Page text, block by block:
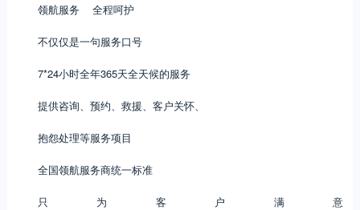
领航服务 全程呵护
不仅仅是一句服务口号
7*24小时全年365天全天候的服务
提供咨询、预约、救援、客户关怀、
抱怨处理等服务项目
全国领航服务商统一标准
只为客户满意